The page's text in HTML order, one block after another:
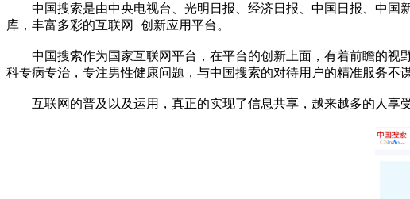
中国搜索是由中央电视台、光明日报、经济日报、中国日报、中国
库，丰富多彩的互联网+创新应用平台。
中国搜索作为国家互联网平台，在平台的创新上面，有着前瞻的视
科专病专治，专注男性健康问题，与中国搜索的对待用户的精准服务不谋
互联网的普及以及运用，真正的实现了信息共享，越来越多的人享受